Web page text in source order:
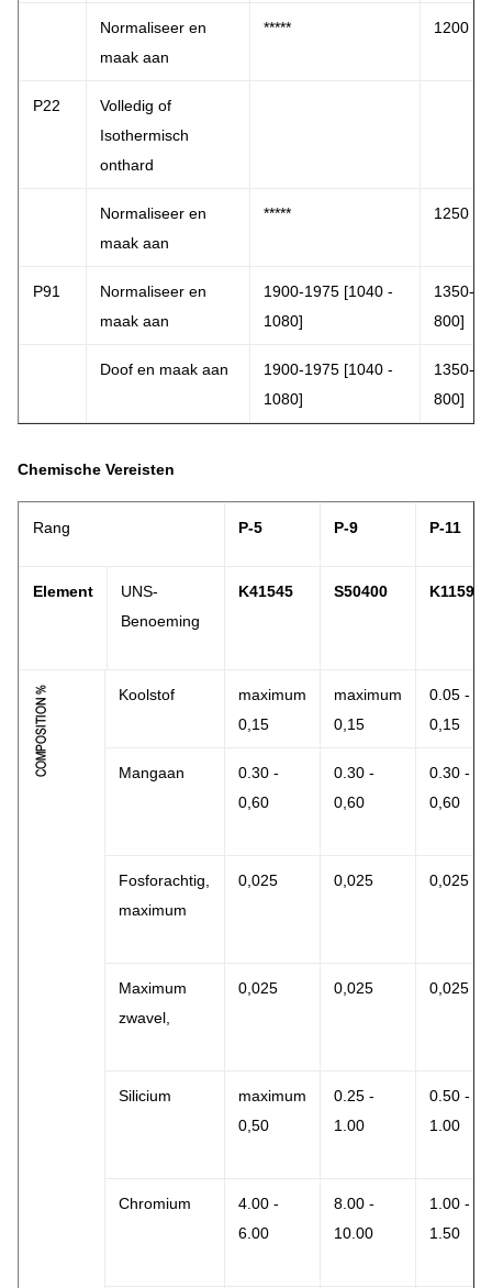
Normaliseer en
maak aan
***** 1200
P22
Volledig of
Isothermisch
onthard
Normaliseer en
maak aan
***** 1250
P91
Normaliseer en
maak aan
1900-1975 [1040 -
1080]
1350-
800]
Doof en maak aan
1900-1975 [1040 -
1080]
1350-
800]
Chemische Vereisten
Rang P-5 P-9 P-11
Element
UNS-
Benoeming
K41545 S50400 K11597
Koolstof
maximum
0,15
maximum
0,15
0.05 -
0,15
Mangaan
0.30 -
0,60
0.30 -
0,60
0.30 -
0,60
Fosforachtig,
maximum
0,025 0,025 0,025
Maximum
zwavel,
0,025 0,025 0,025
Silicium
maximum
0,50
0.25 -
1.00
0.50 -
1.00
Chromium
4.00 -
6.00
8.00 -
10.00
1.00 -
1.50